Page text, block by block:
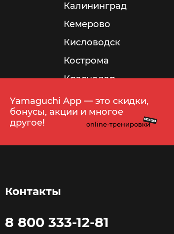
Калининград
Кемерово
Кисловодск
Кострома
Краснодар
Красноярск
Курск
Нальчик
Yamaguchi App — это скидки,
бонусы, акции и многое
другое!
online-тренировки
СПЕШИ
Контакты
8 800 333-12-81